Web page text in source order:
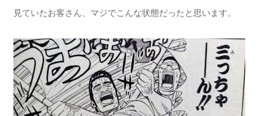
見ていたお客さん、マジでこんな状態だったと思います。